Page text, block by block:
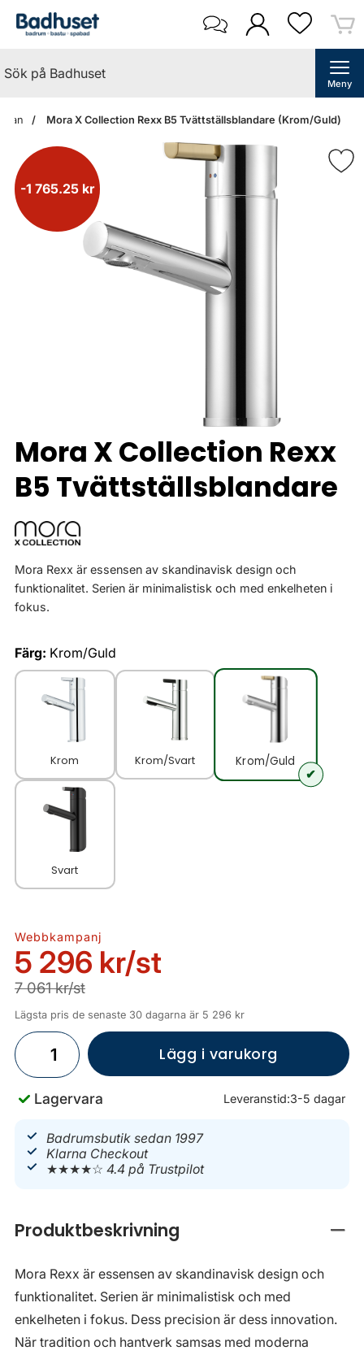
Meny
Mora X Collection Rexx B5 Tvättställsblandare (Krom/Guld)
-1 765.25 kr
Mora X Collection Rexx
B5 Tvättställsblandare
Mora Rexx är essensen av skandinavisk design och
funktionalitet. Serien är minimalistisk och med enkelheten i
fokus.
Färg: Krom/Guld
Krom Krom/Svart Krom/Guld
Svart
Webbkampanj
5 296 kr/st
7 061 kr/st
Lägsta pris de senaste 30 dagarna är 5 296 kr
Lägg i varukorg
Lagervara Leveranstid:3-5 dagar
Badrumsbutik sedan 1997
Klarna Checkout
★★★★☆4.4 på Trustpilot
Produktbeskrivning
Mora Rexx är essensen av skandinavisk design och
funktionalitet. Serien är minimalistisk och med
enkelheten i fokus. Dess precision är dess innovation.
När tradition och hantverk samsas med moderna